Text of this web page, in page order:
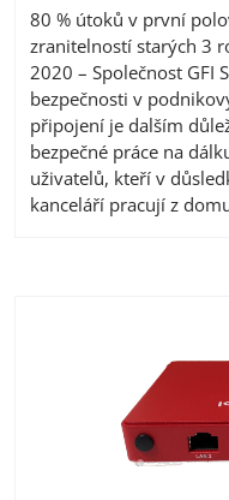
80 % útoků v první
zranitelností starých 3
2020 – Společnost GFI
bezpečnosti v
připojení je dalším
bezpečné práce na
uživatelů, kteří v
kanceláří pracují z